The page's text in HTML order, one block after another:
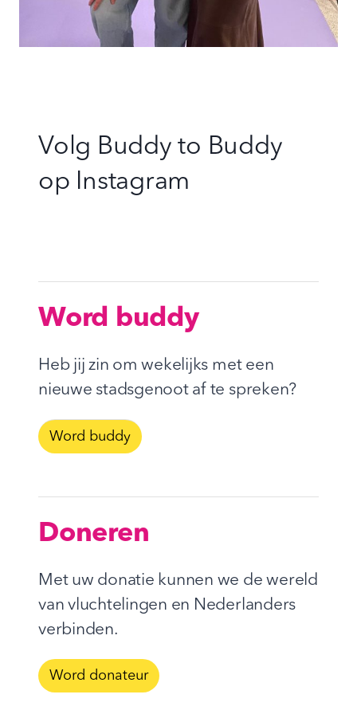
Volg Buddy to Buddy
op Instagram
Word buddy
Heb jij zin om wekelijks met een
nieuwe stadsgenoot af te spreken?
Word buddy
Doneren
Met uw donatie kunnen we de wereld
van vluchtelingen en Nederlanders
verbinden.
Word donateur